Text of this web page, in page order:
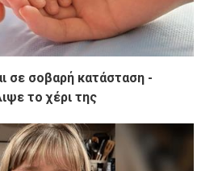
σε σοβαρή κατάσταση -
το χέρι της